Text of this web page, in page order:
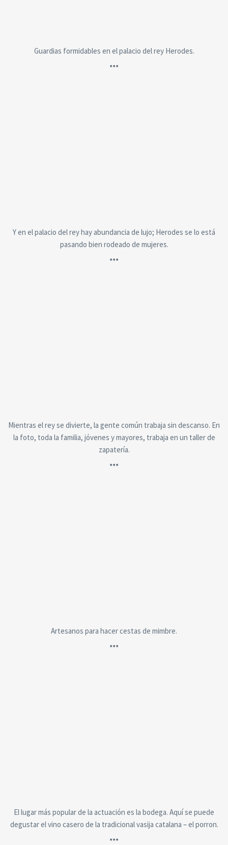
Guardias formidables en el palacio del rey Herodes.
***
Y en el palacio del rey hay abundancia de lujo; Herodes se lo está
pasando bien rodeado de mujeres.
***
Mientras el rey se divierte, la gente común trabaja sin descanso. En
la foto, toda la familia, jóvenes y mayores, trabaja en un taller de
zapatería.
***
Artesanos para hacer cestas de mimbre.
***
El lugar más popular de la actuación es la bodega. Aquí se puede
degustar el vino casero de la tradicional vasija catalana – el porron.
***